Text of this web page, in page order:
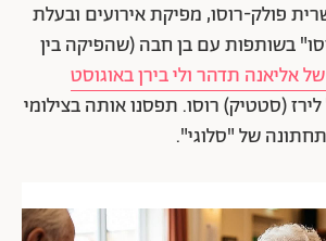
פולק-רוסו, מפיקת אירועים ובעלת
בשותפות עם בן חבה (שהפיקה בין
אליאנה תדהר ולי בירן באוגוסט
(סטטיק) רוסו. תפסנו אותה בצילומי
של "סלוגי".